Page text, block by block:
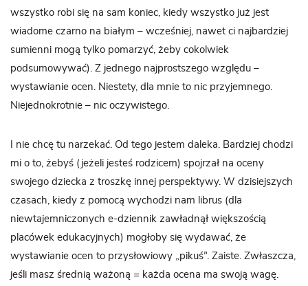
wszystko robi się na sam koniec, kiedy wszystko już jest
wiadome czarno na białym – wcześniej, nawet ci najbardziej
sumienni mogą tylko pomarzyć, żeby cokolwiek
podsumowywać). Z jednego najprostszego względu –
wystawianie ocen. Niestety, dla mnie to nic przyjemnego.
Niejednokrotnie – nic oczywistego.
I nie chcę tu narzekać. Od tego jestem daleka. Bardziej chodzi
mi o to, żebyś (jeżeli jesteś rodzicem) spojrzał na oceny
swojego dziecka z troszkę innej perspektywy. W dzisiejszych
czasach, kiedy z pomocą wychodzi nam librus (dla
niewtajemniczonych e-dziennik zawładnął większością
placówek edukacyjnych) mogłoby się wydawać, że
wystawianie ocen to przysłowiowy „pikuś”. Zaiste. Zwłaszcza,
jeśli masz średnią ważoną = każda ocena ma swoją wagę.